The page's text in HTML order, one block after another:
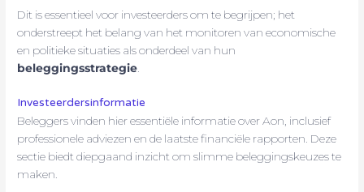
Dit is essentieel voor investeerders om te begrijpen; het
onderstreept het belang van het monitoren van economische
en politieke situaties als onderdeel van hun
beleggingsstrategie
Investeerdersinformatie
Beleggers vinden hier essentiële informatie over Aon, inclusief
professionele adviezen en de laatste financiële rapporten. Deze
sectie biedt diepgaand inzicht om slimme beleggingskeuzes te
maken.